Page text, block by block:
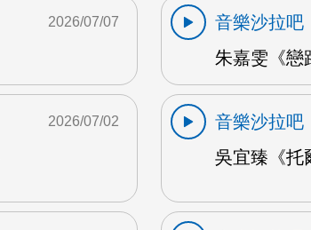
2026/07/07
音樂沙拉吧
朱嘉雯《戀
2026/07/02
音樂沙拉吧
吳宜臻《托